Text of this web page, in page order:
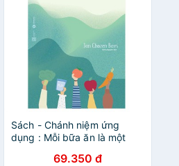
Sách - Chánh niệm ứng
dụng : Mỗi bữa ăn là một
69.350 đ